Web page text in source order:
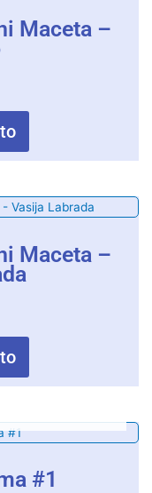
Maceta –
Maceta –
#1